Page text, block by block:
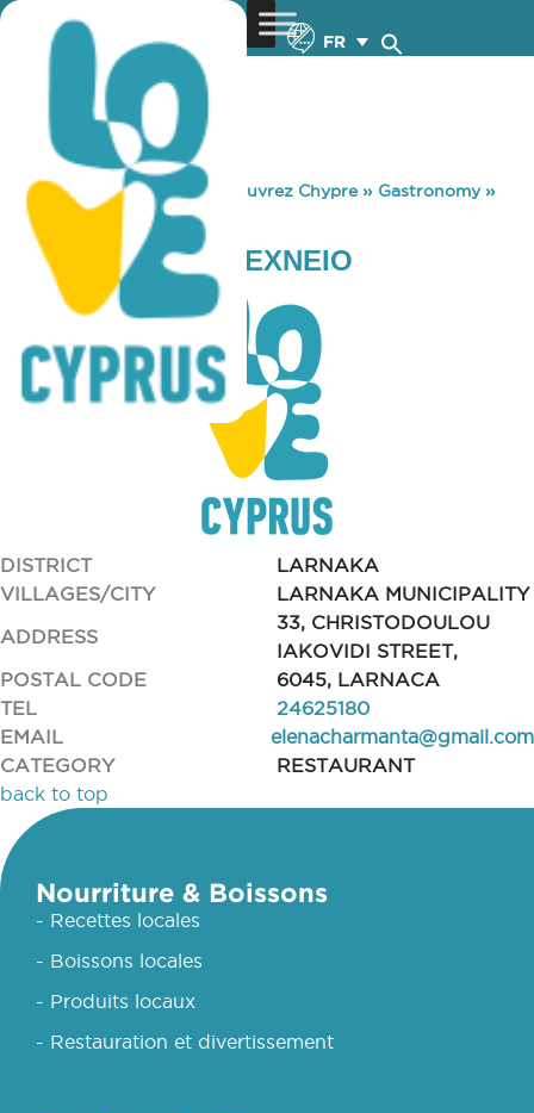
FR
You are here: Home »Découvrez Chypre» Gastronomy»
ΤΑΤΣΙΑ ΜΕΖΕΔΟΤΕΧΝΕΙΟ
ΤΑΤΣΙΑ ΜΕΖΕΔΟΤΕΧΝΕΙΟ
DISTRICT
LARNAKA
VILLAGES/CITY
LARNAKA MUNICIPALITY
ADDRESS
33, CHRISTODOULOU
IAKOVIDI STREET,
POSTAL CODE
6045, LARNACA
TEL
24625180
EMAIL
elenacharmanta@gmail.com
CATEGORY
RESTAURANT
back to top
Nourriture & Boissons
- Recettes locales
- Boissons locales
- Produits locaux
- Restauration et divertissement